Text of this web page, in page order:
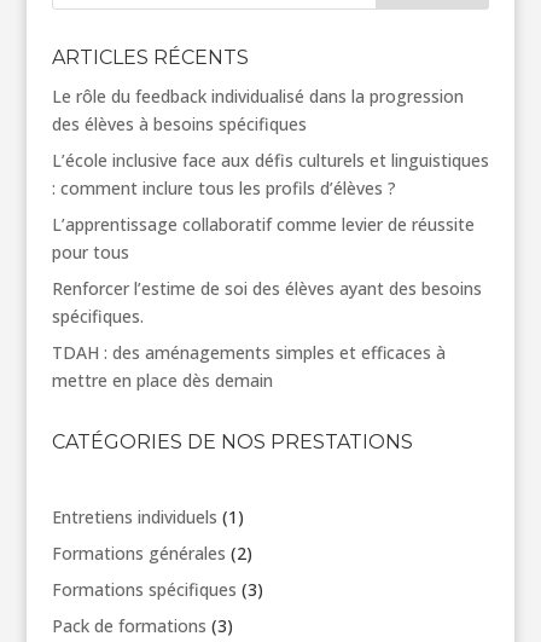
ARTICLES RÉCENTS
Le rôle du feedback individualisé dans la progression
des élèves à besoins spécifiques
L’école inclusive face aux défis culturels et linguistiques
: comment inclure tous les profils d’élèves ?
L’apprentissage collaboratif comme levier de réussite
pour tous
Renforcer l’estime de soi des élèves ayant des besoins
spécifiques.
TDAH : des aménagements simples et efficaces à
mettre en place dès demain
CATÉGORIES DE NOS PRESTATIONS
Entretiens individuels 1 1
produit
Formations générales 22
produits
Formations spécifiques 33
Pack de formations 33